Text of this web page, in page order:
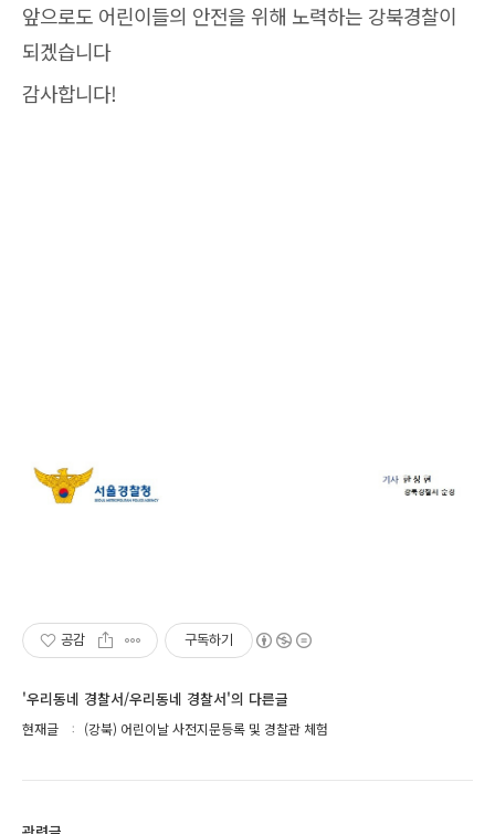
앞으로도 어린이들의 안전을 위해 노력하는 강북경찰이
되겠습니다
감사합니다!
공감 구독하기
'우리동네 경찰서/우리동네 경찰서'의 다른글
현재글 (강북) 어린이날 사전지문등록 및 경찰관 체험